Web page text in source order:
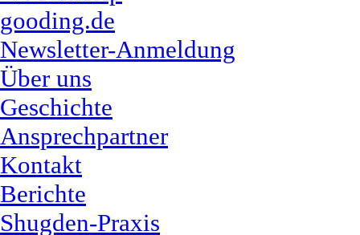
gooding.de
Newsletter-Anmeldung
Über uns
Geschichte
Ansprechpartner
Kontakt
Berichte
Shugden-Praxis